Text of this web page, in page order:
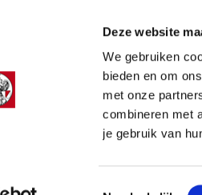
Deze website
We gebruiken
bieden en om
met onze
combineren met
je gebruik van
OVER ONS